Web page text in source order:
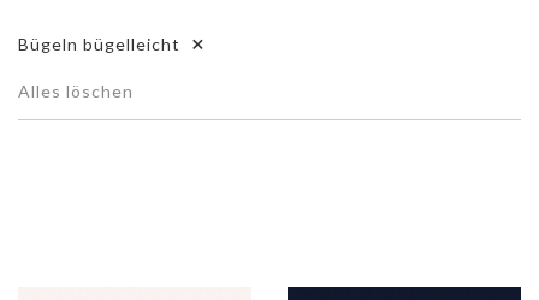
Bügeln bügelleicht
Alles löschen